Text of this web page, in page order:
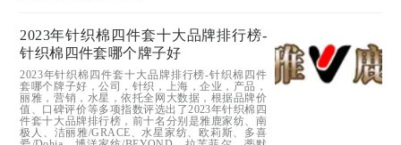
2023年针织棉四件套十大品牌排行榜-
针织棉四件套哪个牌子好
2023年针织棉四件套十大品牌排行榜-针织棉四件
套哪个牌子好，公司，针织，上海，企业，产品，
丽雅，营销，水星，依托全网大数据，根据品牌价
值、口碑评价等多项指数评选出了2023年针织棉四
件套十大品牌排行榜，前十名分别是雅鹿家纺、南
极人、洁丽雅/GRACE、水星家纺、欧莉斯、多喜